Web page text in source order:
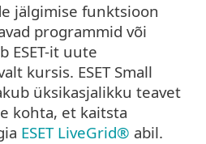
jälgimise funktsioon
programmid või
ESET-it uute
kursis. ESET Small
üksikasjalikku teavet
kohta, et kaitsta
ESET LiveGrid® abil.